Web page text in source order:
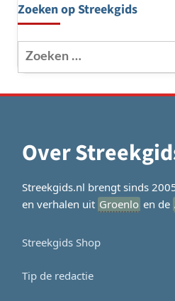
Zoeken op Streekgids
Zoeken
naar:
Over
Streekgids.nl brengt sinds
en verhalen uit Groenlo en de
Streekgids Shop
Tip de redactie